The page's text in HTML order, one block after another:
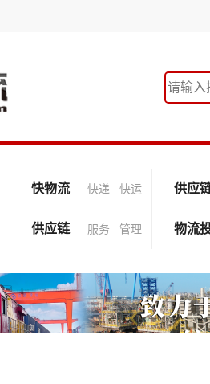
快物流 快递 快运 供应
供应链 服务 管理 物流